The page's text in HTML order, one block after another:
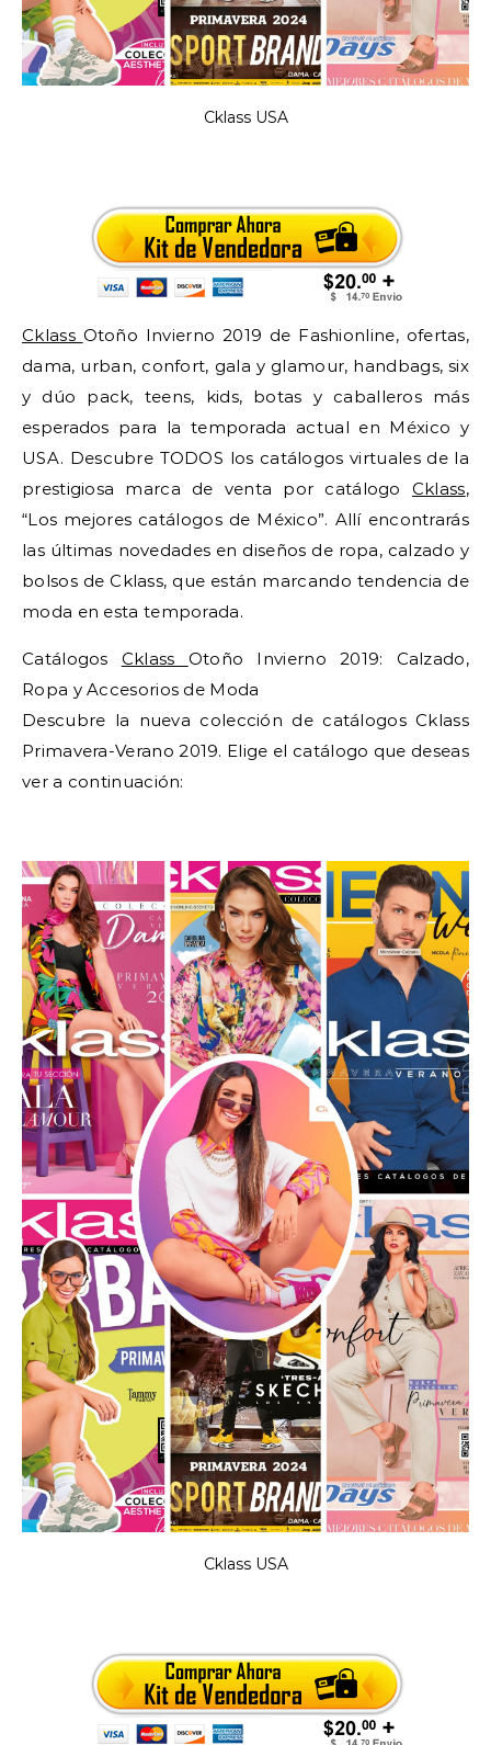
Cklass USA
Cklass Otoño Invierno 2019 de Fashionline, ofertas,
dama, urban, confort, gala y glamour, handbags, six
y dúo pack, teens, kids, botas y caballeros más
esperados para la temporada actual en México y
USA. Descubre TODOS los catálogos virtuales de la
prestigiosa marca de venta por catálogo Cklass,
“Los mejores catálogos de México”. Allí encontrarás
las últimas novedades en diseños de ropa, calzado y
bolsos de Cklass, que están marcando tendencia de
moda en esta temporada.
Catálogos Cklass Otoño Invierno 2019: Calzado,
Ropa y Accesorios de Moda
Descubre la nueva colección de catálogos Cklass
Primavera-Verano 2019. Elige el catálogo que deseas
ver a continuación:
Cklass USA